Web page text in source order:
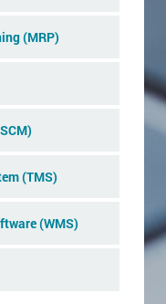
(MRP)
(TMS)
(WMS)